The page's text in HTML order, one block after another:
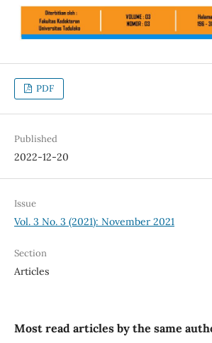
PDF
Published
2022-12-20
Issue
Vol. 3 No. 3 (2021): November 2021
Section
Articles
Most read articles by the same